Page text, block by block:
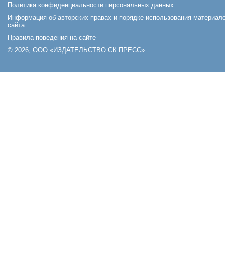
Политика конфиденциальности персональных данных
Информация об авторских правах и порядке использования
сайта
Правила поведения на сайте
© 2026, ООО «ИЗДАТЕЛЬСТВО СК ПРЕСС».